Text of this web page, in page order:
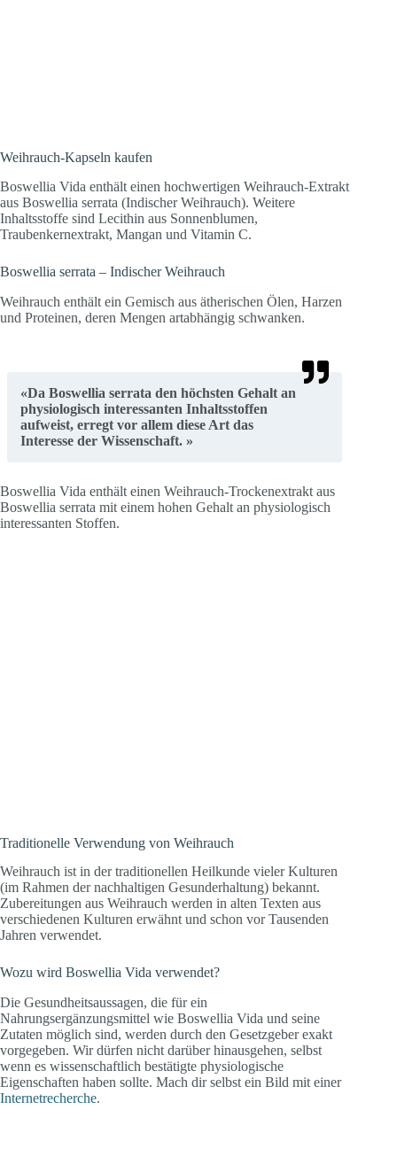
Weihrauch-Kapseln kaufen
Boswellia Vida enthält einen hochwertigen Weihrauch-Extrakt
aus Boswellia serrata (Indischer Weihrauch). Weitere
Inhaltsstoffe sind Lecithin aus Sonnenblumen,
Traubenkernextrakt, Mangan und Vitamin C.
Boswellia serrata – Indischer Weihrauch
Weihrauch enthält ein Gemisch aus ätherischen Ölen, Harzen
und Proteinen, deren Mengen artabhängig schwanken.
«Da Boswellia serrata den höchsten Gehalt an
physiologisch interessanten Inhaltsstoffen
aufweist, erregt vor allem diese Art das
Interesse der Wissenschaft. »
Boswellia Vida enthält einen Weihrauch-Trockenextrakt aus
Boswellia serrata mit einem hohen Gehalt an physiologisch
interessanten Stoffen.
Traditionelle Verwendung von Weihrauch
Weihrauch ist in der traditionellen Heilkunde vieler Kulturen
(im Rahmen der nachhaltigen Gesunderhaltung) bekannt.
Zubereitungen aus Weihrauch werden in alten Texten aus
verschiedenen Kulturen erwähnt und schon vor Tausenden
Jahren verwendet.
Wozu wird Boswellia Vida verwendet?
Die Gesundheitsaussagen, die für ein
Nahrungsergänzungsmittel wie Boswellia Vida und seine
Zutaten möglich sind, werden durch den Gesetzgeber exakt
vorgegeben. Wir dürfen nicht darüber hinausgehen, selbst
wenn es wissenschaftlich bestätigte physiologische
Eigenschaften haben sollte. Mach dir selbst ein Bild mit einer
Internetrecherche.